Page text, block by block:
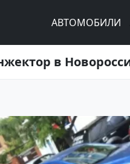
АВТОМОБИЛИ